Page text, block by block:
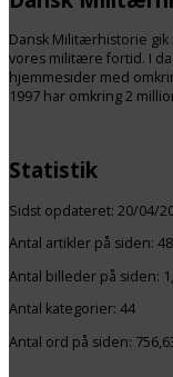
Dansk Militærhistorie
vores militære fortid. I
hjemmesider med
1997 har omkring 2
Statistik
Sidst opdateret: 20/04/
Antal artikler på siden:
Antal billeder på siden:
Antal kategorier: 44
Antal ord på siden: